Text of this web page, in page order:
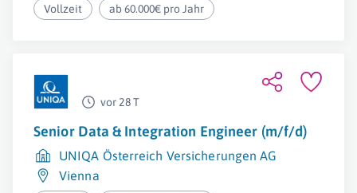
Vollzeit ab 60.000€ pro Jahr
vor 28 T
Senior Data & Integration Engineer (m/f/d)
UNIQA Österreich Versicherungen AG
Vienna